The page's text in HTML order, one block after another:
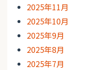
2025年11月
2025年10月
2025年9月
2025年8月
2025年7月